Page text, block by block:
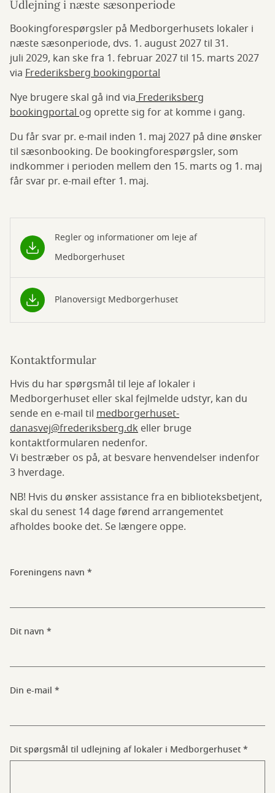
Udlejning i næste sæsonperiode
Bookingforespørgsler på Medborgerhusets lokaler i
næste sæsonperiode, dvs. 1. august 2027 til 31.
juli 2029, kan ske fra 1. februar 2027 til 15. marts 2027
via Frederiksberg bookingportal
Nye brugere skal gå ind viaFrederiksberg
bookingportalog oprette sig for at komme i gang.
Du får svar pr. e-mail inden 1. maj 2027 på dine ønsker
til sæsonbooking. De bookingforespørgsler, som
indkommer i perioden mellem den 15. marts og 1. maj
får svar pr. e-mail efter 1. maj.
Regler og informationer om leje af
Medborgerhuset
Planoversigt Medborgerhuset
Kontaktformular
Hvis du har spørgsmål til leje af lokaler i
Medborgerhuset eller skal fejlmelde udstyr, kan du
sende en e-mail til medborgerhuset-
danasvej@frederiksberg.dk eller bruge
kontaktformularen nedenfor.
Vi bestræber os på, at besvare henvendelser indenfor
3 hverdage.
NB! Hvis du ønsker assistance fra en biblioteksbetjent,
skal du senest 14 dage førend arrangementet
afholdes booke det. Se længere oppe.
Foreningens navn
Dit navn
Din e-mail
Dit spørgsmål til udlejning af lokaler i Medborgerhuset